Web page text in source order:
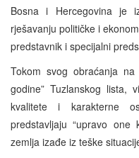
Bosna i Hercegovina je
rješavanju političke i
predstavnik i specijalni
Tokom svog obraćanja na
godine” Tuzlanskog lista,
kvalitete i karakterne
predstavljaju “upravo
zemlja izađe iz teške